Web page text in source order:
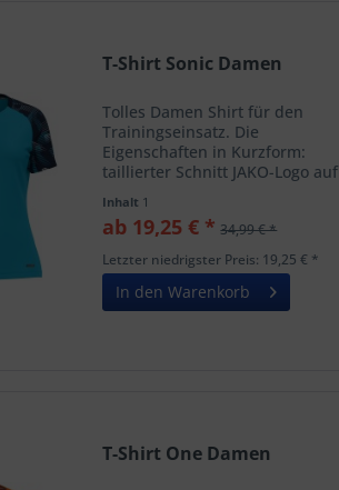
T-Shirt Sonic Damen
Tolles Damen Shirt für den
Trainingseinsatz. Die
Eigenschaften in Kurzform:
taillierter Schnitt JAKO-Logo auf
Design Ärmelabschluss mit Ripp
lieferbar bis 2029
Inhalt 1
ab 19,25 € * 34,99 € *
Letzter niedrigster Preis: 19,25 € *
In den Warenkorb
T-Shirt One Damen